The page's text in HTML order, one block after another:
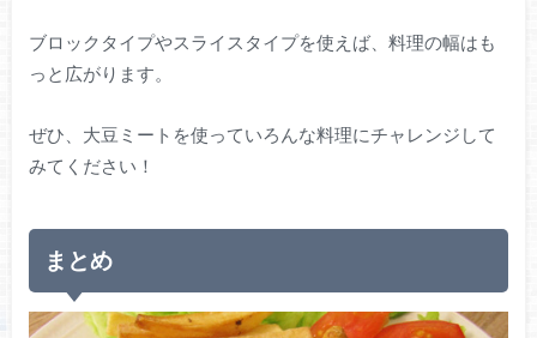
ブロックタイプやスライスタイプを使えば、料理の幅はも
っと広がります。
ぜひ、大豆ミートを使っていろんな料理にチャレンジして
みてください！
まとめ